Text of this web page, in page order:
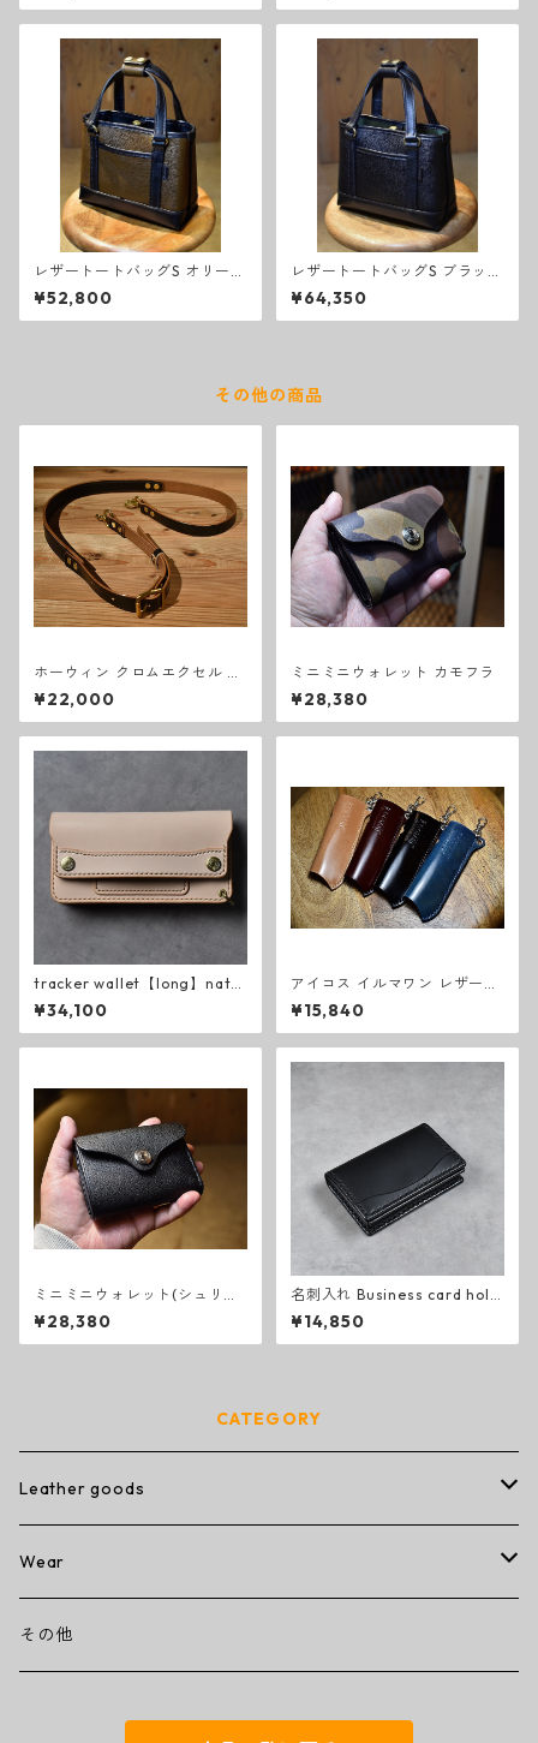
レザートートバッグS オリーブ
カーキ
¥52,800
レザートートバッグS ブラック
カスタム
¥64,350
その他の商品
ホーウィン クロムエクセル シ
ョルダーストラップ
¥22,000
ミニミニウォレット カモフラ
¥28,380
tracker wallet【long】natur
al KB
¥34,100
アイコス イルマワン レザーカ
バー コードバン
¥15,840
ミニミニウォレット(シュリン
ク)ブラック
¥28,380
名刺入れ Business card hold
er (black)
¥14,850
CATEGORY
Leather goods
wallet
ミニミニウォレット
その他
Wear
T-shirt
その他